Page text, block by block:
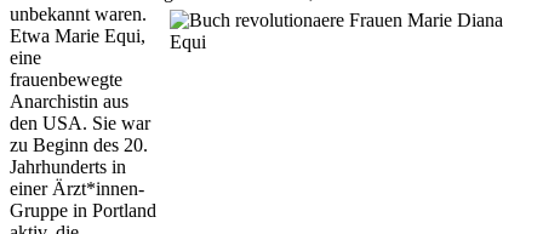
unbekannt waren.
Etwa Marie Equi,
eine
frauenbewegte
Anarchistin aus
den USA. Sie war
zu Beginn des 20.
Jahrhunderts in
einer Ärzt*innen-
Gruppe in Portland